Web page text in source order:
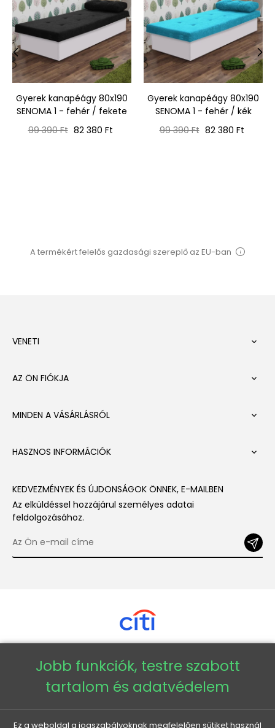
Gyerek kanapéágy 80x190
SENOMA 1 - fehér / fekete
Normál
99 390 Ft Ár
82 380 Ft
Gyerek kanapéágy 80x190
SENOMA 1 - fehér / kék
Normál
99 390 Ft Ár
82 380 Ft
‹ ›
A termékért felelős gazdasági szereplő az EU-ban
VENETI 
AZ ÖN FIÓKJA 
MINDEN A VÁSÁRLÁSRÓL 
HASZNOS INFORMÁCIÓK 
KEDVEZMÉNYEK ÉS ÚJDONSÁGOK ÖNNEK, E-MAILBEN
Az elküldéssel hozzájárul személyes adatai
feldolgozásához.
Copyright © 2026 - Veneti™
Veneti HU
Jobb funkciók, testre szabott
tartalom és adatvédelem
Ez a weboldal a jogszabályoknak megfelelően sütiket használ